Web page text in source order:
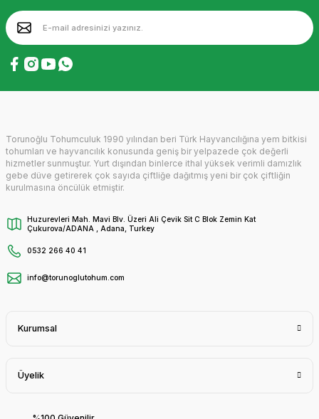
Torunoğlu Tohumculuk 1990 yılından beri Türk Hayvancılığına yem bitkisi
tohumları ve hayvancılık konusunda geniş bir yelpazede çok değerli
hizmetler sunmuştur. Yurt dışından binlerce ithal yüksek verimli damızlık
gebe düve getirerek çok sayıda çiftliğe dağıtmış yeni bir çok çiftliğin
kurulmasına öncülük etmiştir.
Huzurevleri Mah. Mavi Blv. Üzeri Ali Çevik Sit C Blok Zemin Kat
Çukurova/ADANA , Adana, Turkey
0532 266 40 41
info@torunoglutohum.com
Kurumsal
Üyelik